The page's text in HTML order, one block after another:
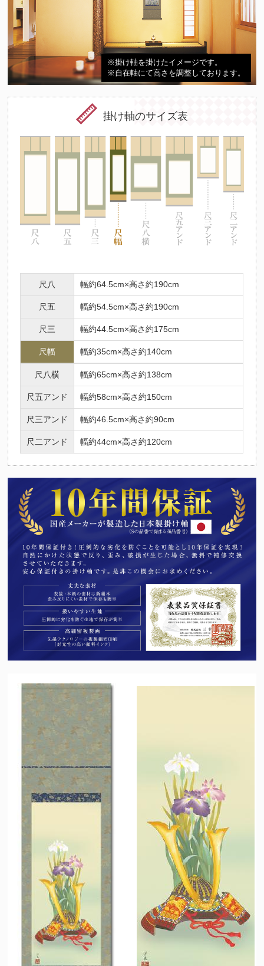
※掛け軸を掛けたイメージです。
※自在軸にて高さを調整しております。
掛け軸のサイズ表
尺八 幅約64.5cm×高さ約190cm
尺五 幅約54.5cm×高さ約190cm
尺三 幅約44.5cm×高さ約175cm
尺幅 幅約35cm×高さ約140cm
尺八横 幅約65cm×高さ約138cm
尺五アンド 幅約58cm×高さ約150cm
尺三アンド 幅約46.5cm×高さ約90cm
尺二アンド 幅約44cm×高さ約120cm